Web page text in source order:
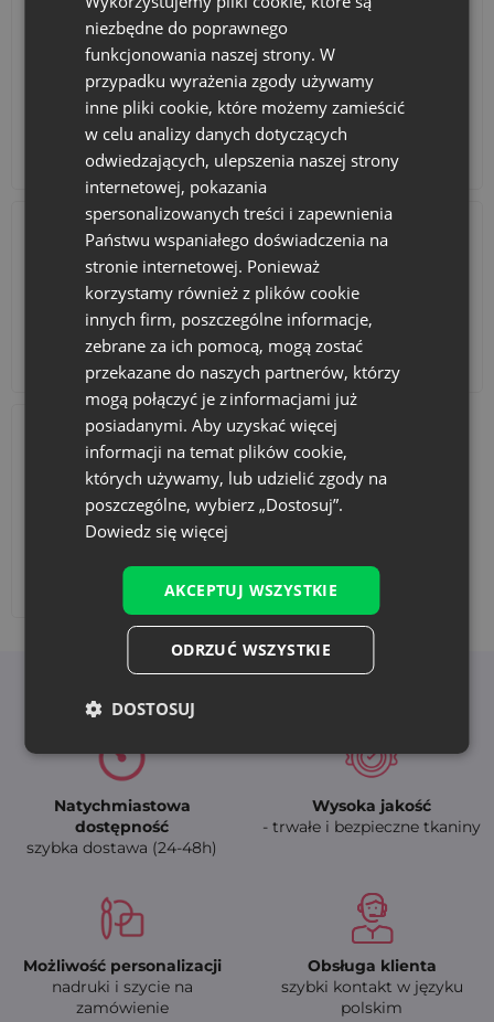
Kalendarze adwentowe Torby bawełniane
Akcesoria i dekoracje
Dodaj nadruk
Korzyści z wyboru Saketos
Natychmiastowa
dostępność
szybka dostawa (24-48h)
Wysoka jakość
- trwałe i bezpieczne tkaniny
Możliwość personalizacji
nadruki i szycie na
zamówienie
Obsługa klienta
szybki kontakt w języku
polskim
niezbędne do poprawnego
funkcjonowania naszej strony. W
przypadku wyrażenia zgody używamy
inne pliki cookie, które możemy zamieścić
w celu analizy danych dotyczących
odwiedzających, ulepszenia naszej strony
internetowej, pokazania
spersonalizowanych treści i zapewnienia
Państwu wspaniałego doświadczenia na
stronie internetowej. Ponieważ
korzystamy również z plików cookie
innych firm, poszczególne informacje,
zebrane za ich pomocą, mogą zostać
przekazane do naszych partnerów, którzy
mogą połączyć je z informacjami już
posiadanymi. Aby uzyskać więcej
informacji na temat plików cookie,
których używamy, lub udzielić zgody na
poszczególne, wybierz „Dostosuj”.
Dowiedz się więcej
AKCEPTUJ WSZYSTKIE
ODRZUĆ WSZYSTKIE
DOSTOSUJ